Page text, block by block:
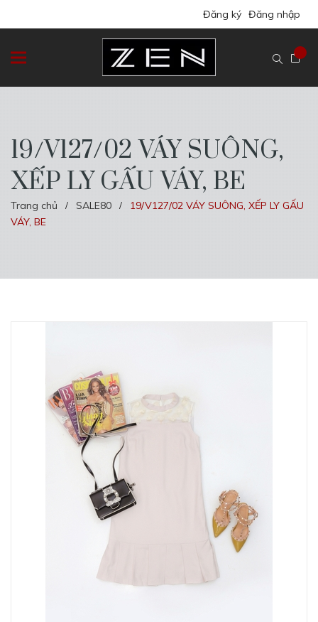
Đăng ký Đăng nhập
19/V127/02 VÁY SUÔNG,
XẾP LY GẤU VÁY, BE
Trang chủ / SALE80 /
19/V127/02 VÁY SUÔNG, XẾP LY GẤU
VÁY, BE